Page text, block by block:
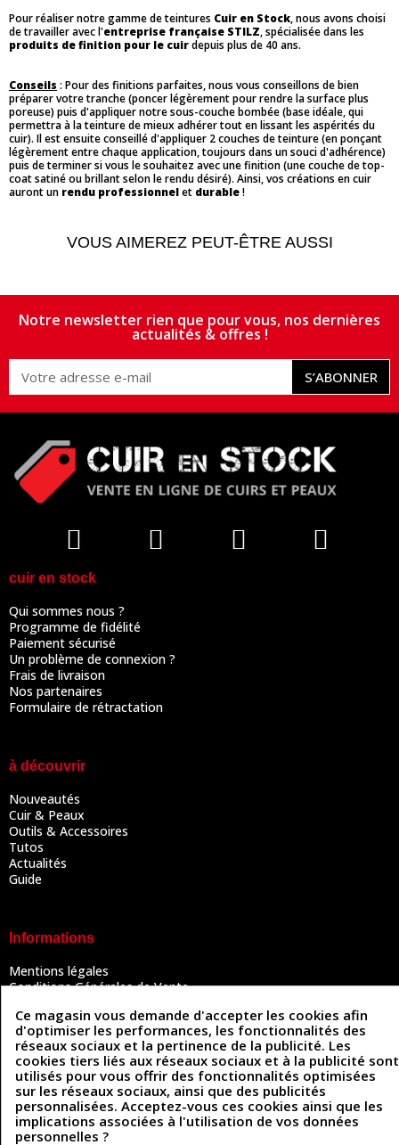
Pour réaliser notre gamme de teintures Cuir en Stock, nous avons choisi
de travailler avec l'entreprise française STILZ, spécialisée dans les
produits de finition pour le cuirdepuis plus de 40 ans.
Conseils : Pour des finitions parfaites, nous vous conseillons de bien
préparer votre tranche (poncer légèrement pour rendre la surface plus
poreuse) puis d'appliquer notre sous-couche bombée (base idéale, qui
permettra à la teinture de mieux adhérer tout en lissant les aspérités du
cuir). Il est ensuite conseillé d'appliquer 2 couches de teinture (en ponçant
légèrement entre chaque application, toujours dans un souci d'adhérence)
puis de terminer si vous le souhaitez avec une finition (une couche de top-
coat satiné ou brillant selon le rendu désiré). Ainsi, vos créations en cuir
auront un rendu professionnelet durable!
VOUS AIMEREZ PEUT-ÊTRE AUSSI
Notre newsletter rien que pour vous, nos dernières
actualités & offres !
S’ABONNER
cuir en stock
Qui sommes nous ?
Programme de fidélité
Paiement sécurisé
Un problème de connexion ?
Frais de livraison
Nos partenaires
Formulaire de rétractation
à découvrir
Nouveautés
Cuir & Peaux
Outils & Accessoires
Tutos
Actualités
Guide
Informations
Mentions légales
Conditions Générales de Vente
Politique des cookies
Contactez-nous
Coordonnées
493 Chemin de Catougnac
Ce magasin vous demande d'accepter les cookies afin
d'optimiser les performances, les fonctionnalités des
réseaux sociaux et la pertinence de la publicité. Les
cookies tiers liés aux réseaux sociaux et à la publicité sont
utilisés pour vous offrir des fonctionnalités optimisées
sur les réseaux sociaux, ainsi que des publicités
personnalisées. Acceptez-vous ces cookies ainsi que les
implications associées à l'utilisation de vos données
personnelles ?